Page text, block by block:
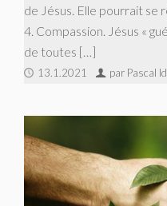
de Jésus. Elle pourrait se
4. Compassion. Jésus «
de toutes […]
13.1.2021 par Pascal